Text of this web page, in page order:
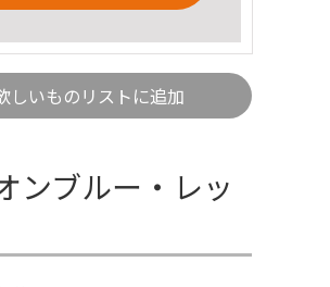
しいものリストに追加
ンブルー・レッ